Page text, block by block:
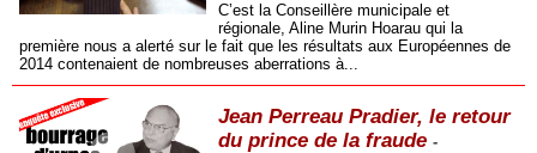
C’est la Conseillère municipale et
régionale, Aline Murin Hoarau qui la
première nous a alerté sur le fait que les résultats aux Européennes de
2014 contenaient de nombreuses aberrations à...
Jean Perreau Pradier, le retour
du prince de la fraude -